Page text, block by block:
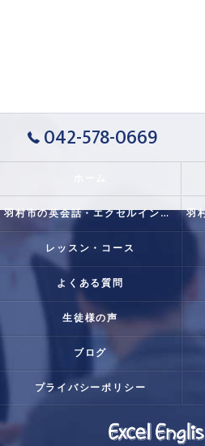
042-578-0669
羽村市の英会話・エクセルイングリッシュクラブの口コミ情報
レッスン・コース
よくある質問
生徒様の声
ブログ
プライバシーポリシー